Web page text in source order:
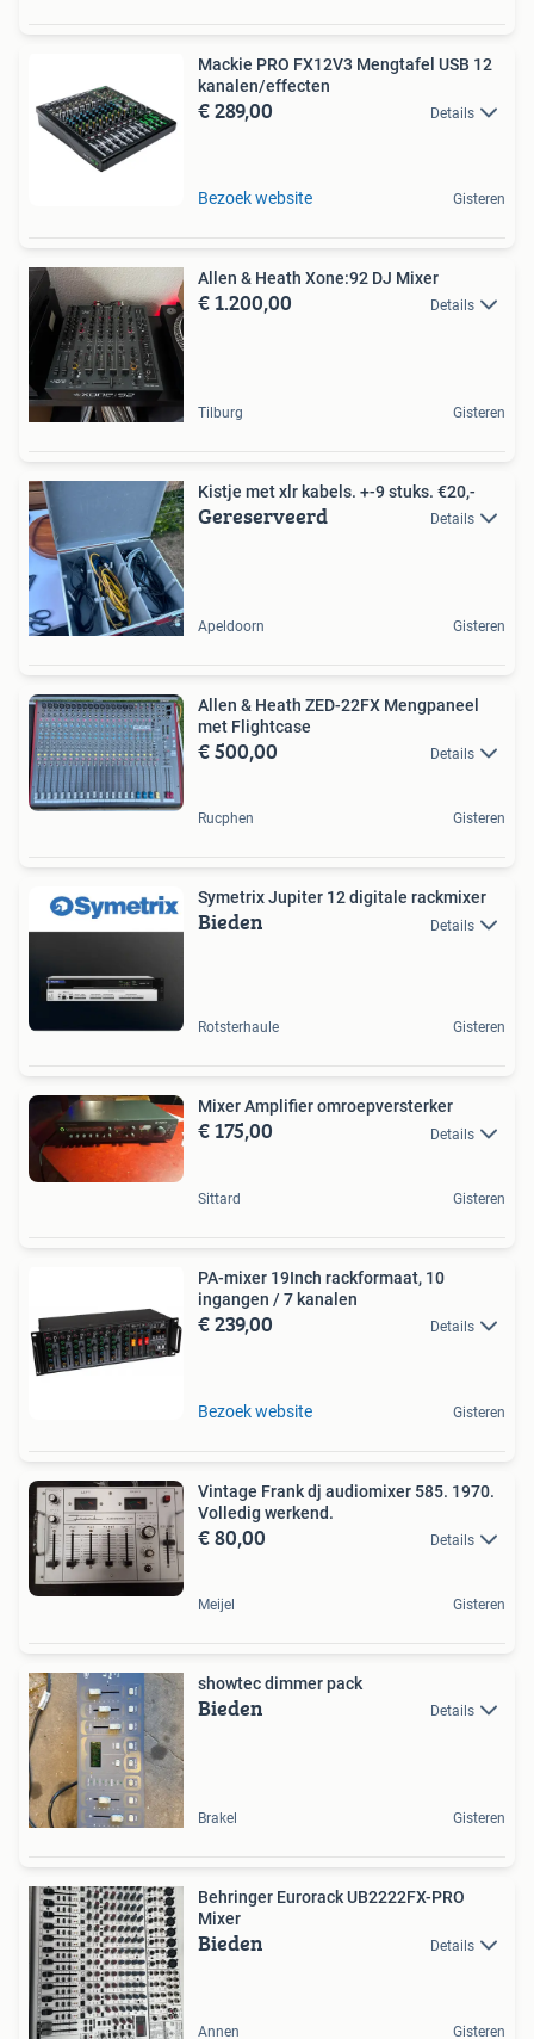
Mackie PRO FX12V3 Mengtafel USB 12
kanalen/effecten
€ 289,00 Details
Bezoek website Gisteren
Allen & Heath Xone:92 DJ Mixer
€ 1.200,00 Details
Tilburg Gisteren
Kistje met xlr kabels. +-9 stuks. €20,-
Gereserveerd Details
Apeldoorn Gisteren
Allen & Heath ZED-22FX Mengpaneel
met Flightcase
€ 500,00 Details
Rucphen Gisteren
Symetrix Jupiter 12 digitale rackmixer
Bieden Details
Rotsterhaule Gisteren
Mixer Amplifier omroepversterker
€ 175,00 Details
Sittard Gisteren
PA-mixer 19Inch rackformaat, 10
ingangen / 7 kanalen
€ 239,00 Details
Bezoek website Gisteren
Vintage Frank dj audiomixer 585. 1970.
Volledig werkend.
€ 80,00 Details
Meijel Gisteren
showtec dimmer pack
Bieden Details
Brakel Gisteren
Behringer Eurorack UB2222FX-PRO
Mixer
Bieden Details
Annen Gisteren